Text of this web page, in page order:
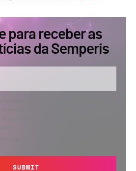
para receber as
da Semperis
Semperis may send you information regarding its
and process your personal information in
SUBMIT